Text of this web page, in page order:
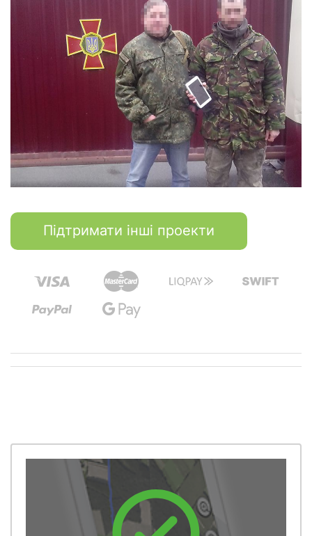
Підтримати інші проекти